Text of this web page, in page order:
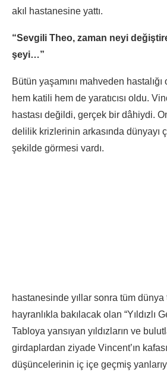
akıl hastanesine yattı.
“Sevgili Theo, zaman neyi
şeyi…”
Bütün yaşamını mahveden hastalığı
hem katili hem de yaratıcısı oldu.
hastası değildi, gerçek bir dâhiydi.
delilik krizlerinin arkasında dünyayı
şekilde görmesi vardı.
hastanesinde yıllar sonra tüm dünya
hayranlıkla bakılacak olan “Yıldızlı
Tabloya yansıyan yıldızların ve
girdaplardan ziyade Vincent’ın
düşüncelerinin iç içe geçmiş